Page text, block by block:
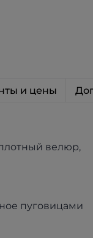
и цены
велюр,
пуговицами